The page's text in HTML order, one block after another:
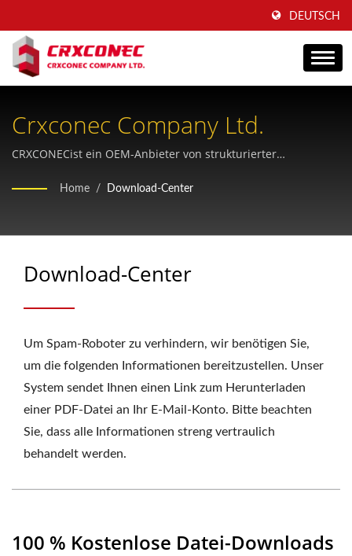
DEUTSCH
Crxconec Company Ltd.
CRXCONECist ein OEM-Anbieter von strukturierter
der Markenbildung unterstützt.
Home / Download-Center
Download-Center
Um Spam-Roboter zu verhindern, wir benötigen Sie,
um die folgenden Informationen bereitzustellen. Unser
System sendet Ihnen einen Link zum Herunterladen
einer PDF-Datei an Ihr E-Mail-Konto. Bitte beachten
Sie, dass alle Informationen streng vertraulich
behandelt werden.
100 % Kostenlose Datei-Downloads